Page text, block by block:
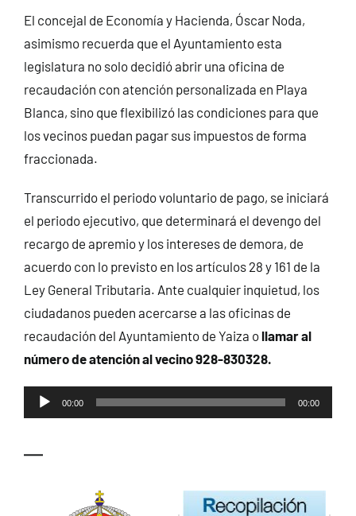
El concejal de Economía y Hacienda, Óscar Noda,
asimismo recuerda que el Ayuntamiento esta
legislatura no solo decidió abrir una oficina de
recaudación con atención personalizada en Playa
Blanca, sino que flexibilizó las condiciones para que
los vecinos puedan pagar sus impuestos de forma
fraccionada.
Transcurrido el periodo voluntario de pago, se iniciará
el periodo ejecutivo, que determinará el devengo del
recargo de apremio y los intereses de demora, de
acuerdo con lo previsto en los artículos 28 y 161 de la
Ley General Tributaria. Ante cualquier inquietud, los
ciudadanos pueden acercarse a las oficinas de
recaudación del Ayuntamiento de Yaiza ollamar al
número de atención al vecino 928-830328.
Reproductor
de
00:00 00:00
—